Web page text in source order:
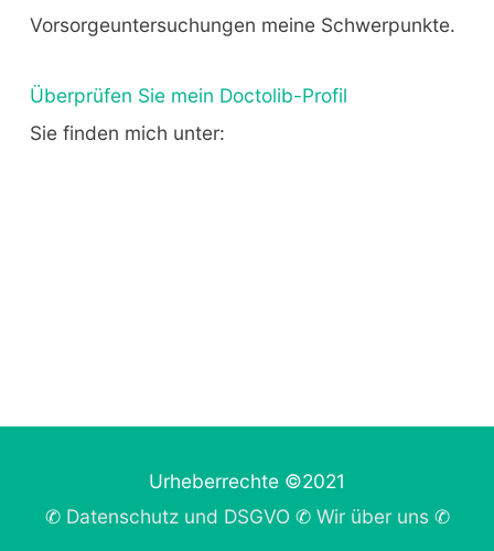
Vorsorgeuntersuchungen meine Schwerpunkte.
Überprüfen Sie mein Doctolib-Profil
Sie finden mich unter:
Urheberrechte ©2021
✆ Datenschutz und DSGVO ✆ Wir über uns✆